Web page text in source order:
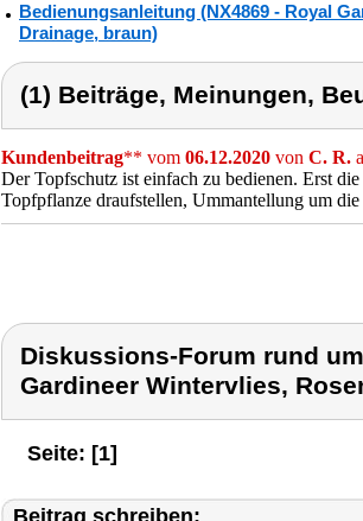
Bedienungsanleitung (NX4869 - Royal
Drainage, braun)
(1) Beiträge, Meinungen,
Kundenbeitrag** vom 06.12.2020 von C. R.
Der Topfschutz ist einfach zu bedienen. Erst
Topfpflanze draufstellen, Ummantellung um
Diskussions-Forum rund
Gardineer Wintervlies,
Seite: [1]
Beitrag schreiben: